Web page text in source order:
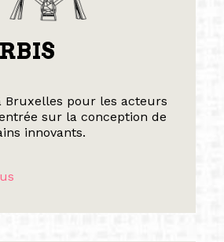
Bruxelles pour les acteurs
sur la conception de
innovants.